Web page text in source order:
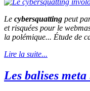
Le cybersquatting peut
et risquées pour le
la polémique... Étude de
Lire la suite...
Les balises